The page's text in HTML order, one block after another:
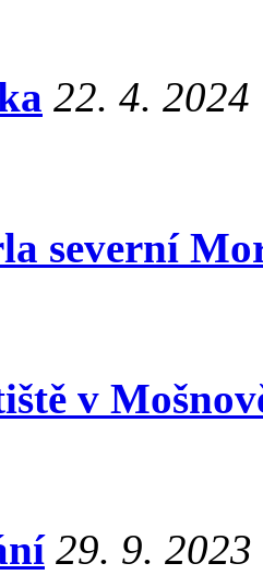
22. 4. 2024
severní
v
29. 9. 2023